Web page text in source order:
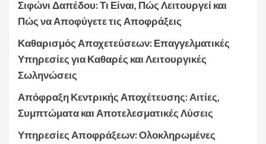
Σιφώνι Δαπέδου: Τι Είναι, Πώς Λειτουργεί και
Πώς να Αποφύγετε τις Αποφράξεις
Καθαρισμός Αποχετεύσεων: Επαγγελματικές
Υπηρεσίες για Καθαρές και Λειτουργικές
Σωληνώσεις
Απόφραξη Κεντρικής Αποχέτευσης: Αιτίες,
Συμπτώματα και Αποτελεσματικές Λύσεις
Υπηρεσίες Αποφράξεων: Ολοκληρωμένες